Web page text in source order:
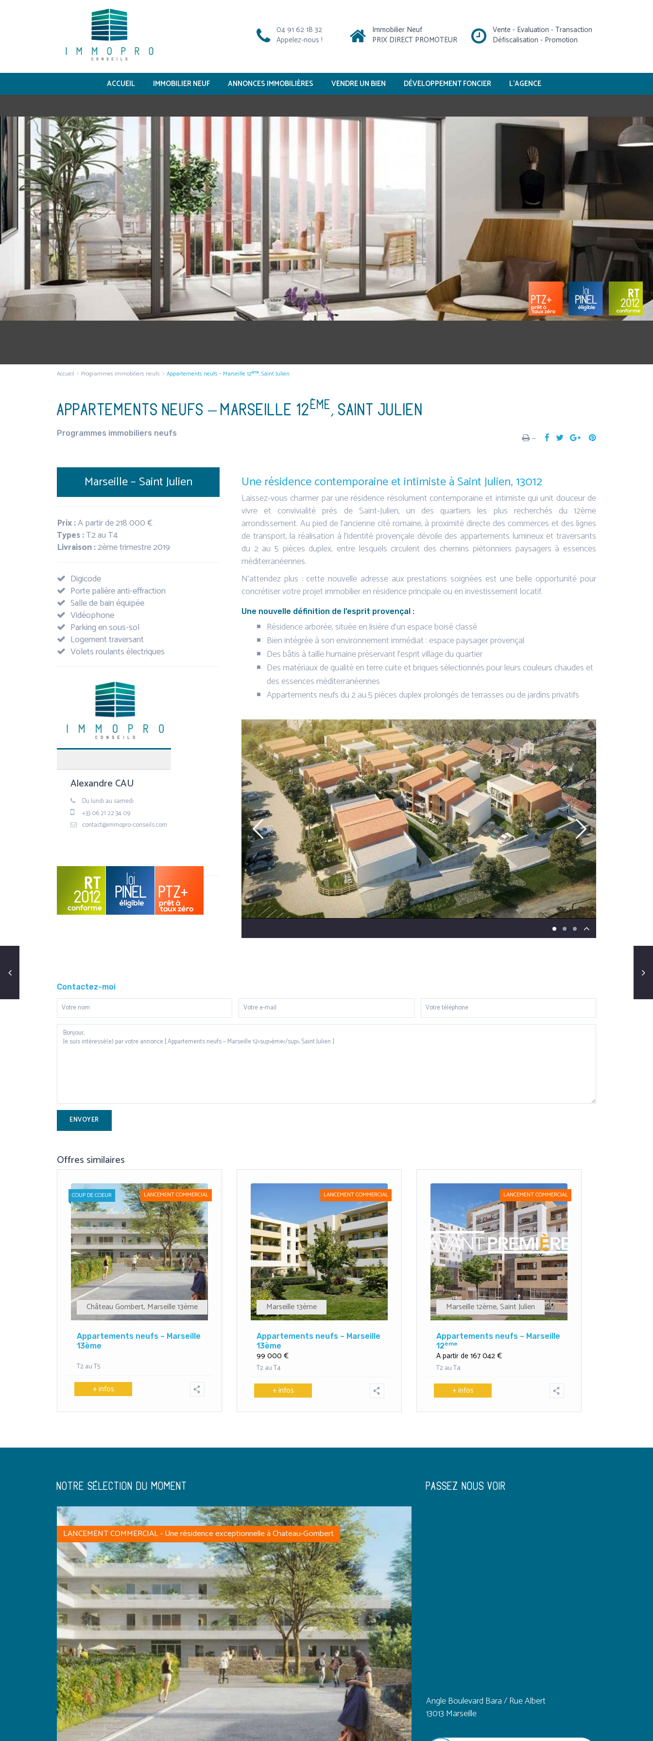
04 91 62 18 32
Appelez-nous !
Immobilier Neuf
PRIX DIRECT PROMOTEUR
Vente - Evaluation - Transaction
Défiscalisation - Promotion
ACCUEIL IMMOBILIER NEUF ANNONCES IMMOBILIÈRES VENDRE UN BIEN DÉVELOPPEMENT FONCIER L’AGENCE
Accueil Programmes immobiliers neufs Appartements neufs – Marseille 12ème, Saint Julien
APPARTEMENTS NEUFS – MARSEILLE 12ÈME, SAINT JULIEN
Programmes immobiliers neufs —
Marseille– Saint Julien
Prix :A partir de218 000 €
Types :T2 au T4
Livraison :2ème trimestre 2019
Digicode
Porte palière anti-effraction
Salle de bain équipée
Vidéophone
Parking en sous-sol
Logement traversant
Volets roulants électriques
Alexandre CAU
Du lundi au samedi
+33 06 21 22 34 09
contact@immopro-conseils.com
Une résidence contemporaine et intimiste à Saint Julien, 13012
Laissez-vous charmer par une résidence résolument contemporaine et intimiste qui unit douceur de
vivre et convivialité près de Saint-Julien, un des quartiers les plus recherchés du 12ème
arrondissement. Au pied de l’ancienne cité romaine, à proximité directe des commerces et des lignes
de transport, la réalisation à l’identité provençale dévoile des appartements lumineux et traversants
du 2 au 5 pièces duplex, entre lesquels circulent des chemins piétonniers paysagers à essences
méditerranéennes.
N’attendez plus : cette nouvelle adresse aux prestations soignées est une belle opportunité pour
concrétiser votre projet immobilier en résidence principale ou en investissement locatif.
Une nouvelle définition de l’esprit provençal :
Résidence arborée, située en lisière d’un espace boisé classé
Bien intégrée à son environnement immédiat : espace paysager provençal
Des bâtis à taille humaine préservant l’esprit village du quartier
Des matériaux de qualité en terre cuite et briques sélectionnés pour leurs couleurs chaudes et
des essences méditerranéennes
Appartements neufs du 2 au 5 pièces duplex prolongés de terrasses ou de jardins privatifs
Contactez-moi
Offres similaires
COUP DE COEUR LANCEMENT COMMERCIAL
Château Gombert, Marseille 13ème
Appartements neufs – Marseille
13ème
T2 au T5
+ infos
LANCEMENT COMMERCIAL
Marseille 13ème
Appartements neufs – Marseille
13ème
99 000 €
T2 au T4
+ infos
LANCEMENT COMMERCIAL
Marseille 12ème,Saint Julien
Appartements neufs – Marseille
12ème
A partir de167 042 €
T2 au T4
+ infos
NOTRE SÉLECTION DU MOMENT
LANCEMENT COMMERCIAL - Une résidence exceptionnelle à Chateau-Gombert
PASSEZ NOUS VOIR
Angle Boulevard Bara / Rue Albert
13013 Marseille